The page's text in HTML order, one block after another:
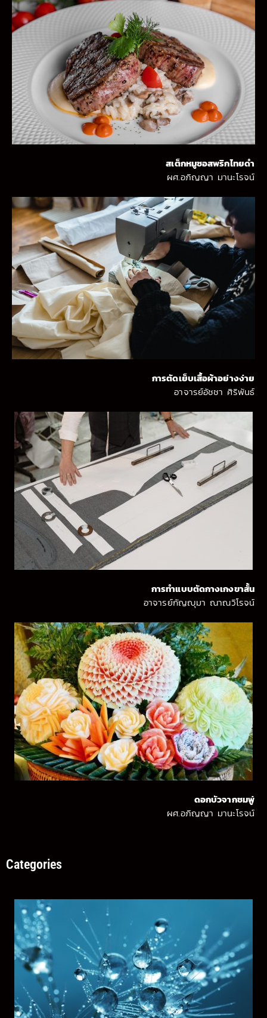
สเต็กหมูซอสพริกไทยดำ
ผศ.อภิญญา มานะโรจน์
การตัดเย็บเสื้อผ้าอย่างง่าย
อาจารย์อัชชา ศิริพันธ์
การทำแบบตัดกางเกงขาสั้น
อาจารย์กัญญุมา ณาณวิโรจน์
ดอกบัวจากชมพู่
ผศ.อภิญญา มานะโรจน์
Categories